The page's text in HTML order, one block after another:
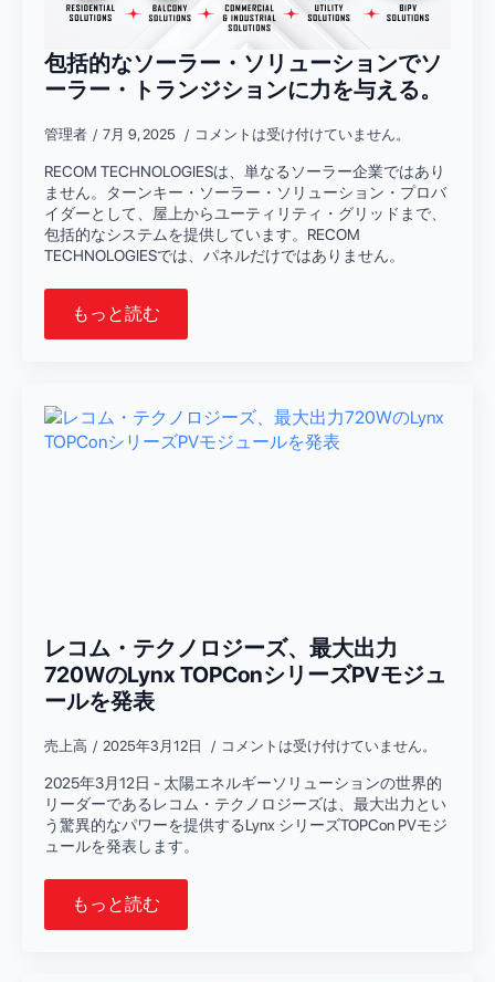
包括的なソーラー・ソリューションでソ
ーラー・トランジションに力を与える。
管理者 7月 9, 2025 コメントは受け付けていません。
RECOM TECHNOLOGIESは、単なるソーラー企業ではあり
ません。ターンキー・ソーラー・ソリューション・プロバ
イダーとして、屋上からユーティリティ・グリッドまで、
包括的なシステムを提供しています。RECOM
TECHNOLOGIESでは、パネルだけではありません。
もっと読む
レコム・テクノロジーズ、最大出力
720WのLynx TOPConシリーズPVモジュ
ールを発表
売上高 2025年3月12日 コメントは受け付けていません。
2025年3月12日 - 太陽エネルギーソリューションの世界的
リーダーであるレコム・テクノロジーズは、最大出力とい
う驚異的なパワーを提供するLynx シリーズTOPCon PVモジ
ュールを発表します。
もっと読む